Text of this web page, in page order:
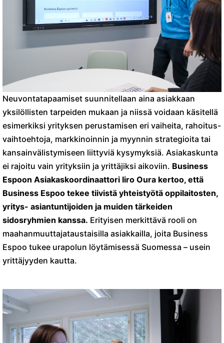
Neuvontatapaamiset suunnitellaan aina asiakkaan
yksilöllisten tarpeiden mukaan ja niissä voidaan käsitellä
esimerkiksi yrityksen perustamisen eri vaiheita, rahoitus-
vaihtoehtoja, markkinoinnin ja myynnin strategioita tai
kansainvälistymiseen liittyviä kysymyksiä. Asiakaskunta
ei rajoitu vain yrityksiin ja yrittäjiksi aikoviin. Business
Espoon Asiakaskoordinaattori Iiro Oura kertoo, että
Business Espoo tekee tiivistä yhteistyötä oppilaitosten,
yritys- asiantuntijoiden ja muiden tärkeiden
sidosryhmien kanssa. Erityisen merkittävä rooli on
maahanmuuttajataustaisilla asiakkailla, joita Business
Espoo tukee urapolun löytämisessä Suomessa – usein
yrittäjyyden kautta.